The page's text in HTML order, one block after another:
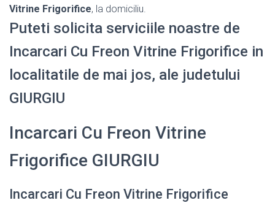
Vitrine Frigorifice, la domiciliu.
Puteti solicita serviciile noastre de
Incarcari Cu Freon Vitrine Frigorifice in
localitatile de mai jos, ale judetului
GIURGIU
Incarcari Cu Freon Vitrine
Frigorifice GIURGIU
Incarcari Cu Freon Vitrine Frigorifice